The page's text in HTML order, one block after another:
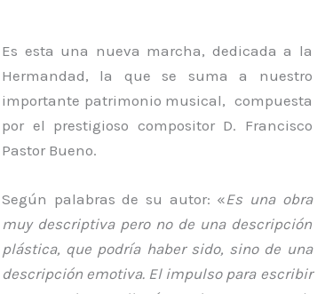
Es esta una nueva marcha, dedicada a la
Hermandad, la que se suma a nuestro
importante patrimonio musical, compuesta
por el prestigioso compositor D. Francisco
Pastor Bueno.
Según palabras de su autor: «Es una obra
muy descriptiva pero no de una descripción
plástica, que podría haber sido, sino de una
descripción emotiva. El impulso para escribir